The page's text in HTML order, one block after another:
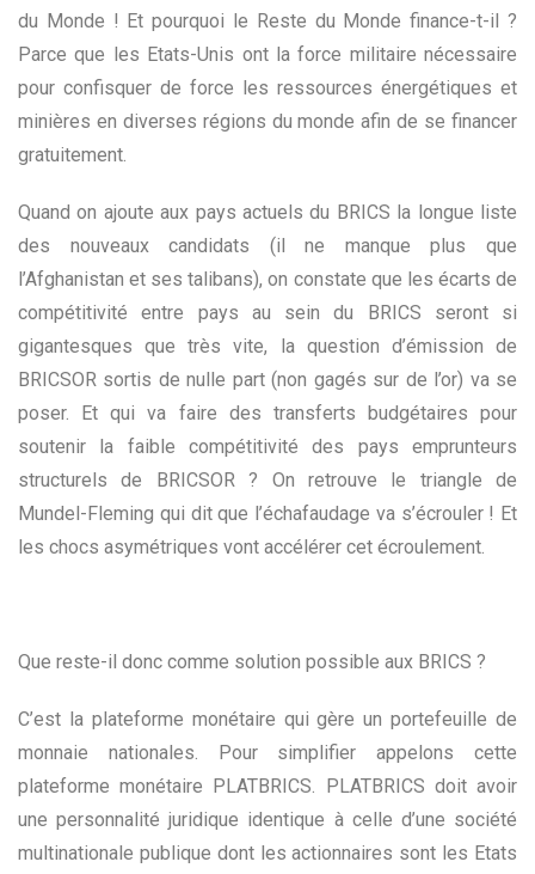
du Monde ! Et pourquoi le Reste du Monde finance-t-il ?
Parce que les Etats-Unis ont la force militaire nécessaire
pour confisquer de force les ressources énergétiques et
minières en diverses régions du monde afin de se financer
gratuitement.
Quand on ajoute aux pays actuels du BRICS la longue liste
des nouveaux candidats (il ne manque plus que
l’Afghanistan et ses talibans), on constate que les écarts de
compétitivité entre pays au sein du BRICS seront si
gigantesques que très vite, la question d’émission de
BRICSOR sortis de nulle part (non gagés sur de l’or) va se
poser. Et qui va faire des transferts budgétaires pour
soutenir la faible compétitivité des pays emprunteurs
structurels de BRICSOR ? On retrouve le triangle de
Mundel-Fleming qui dit que l’échafaudage va s’écrouler ! Et
les chocs asymétriques vont accélérer cet écroulement.
Que reste-il donc comme solution possible aux BRICS ?
C’est la plateforme monétaire qui gère un portefeuille de
monnaie nationales. Pour simplifier appelons cette
plateforme monétaire PLATBRICS. PLATBRICS doit avoir
une personnalité juridique identique à celle d’une société
multinationale publique dont les actionnaires sont les Etats